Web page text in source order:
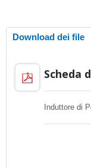
Download dei file
Scheda
Induttore di